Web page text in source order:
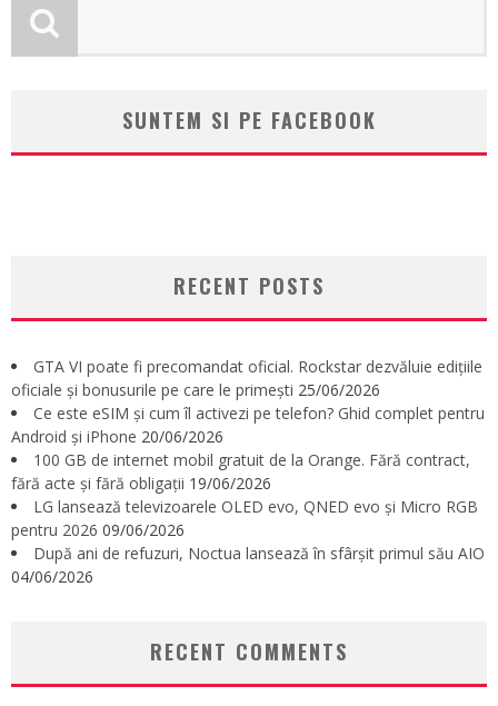
SUNTEM SI PE FACEBOOK
RECENT POSTS
GTA VI poate fi precomandat oficial. Rockstar dezvăluie edițiile
oficiale și bonusurile pe care le primești 25/06/2026
Ce este eSIM și cum îl activezi pe telefon? Ghid complet pentru
Android și iPhone 20/06/2026
100 GB de internet mobil gratuit de la Orange. Fără contract,
fără acte și fără obligații 19/06/2026
LG lansează televizoarele OLED evo, QNED evo și Micro RGB
pentru 2026 09/06/2026
După ani de refuzuri, Noctua lansează în sfârșit primul său AIO
04/06/2026
RECENT COMMENTS